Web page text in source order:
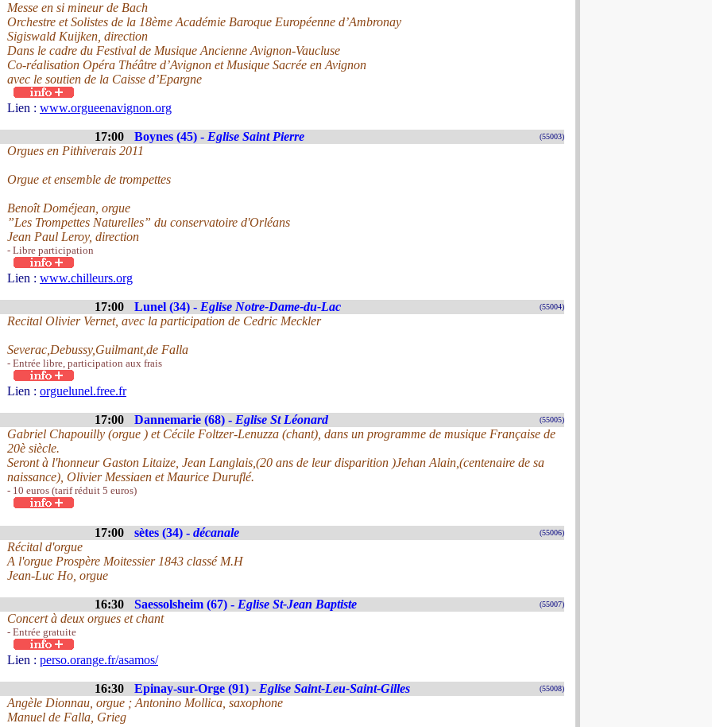
Messe en si mineur de Bach
Orchestre et Solistes de la 18ème Académie Baroque Européenne d’Ambronay
Sigiswald Kuijken, direction
Dans le cadre du Festival de Musique Ancienne Avignon-Vaucluse
Co-réalisation Opéra Théâtre d’Avignon et Musique Sacrée en Avignon
avec le soutien de la Caisse d’Epargne
Lien : www.orgueenavignon.org
17:00 Boynes (45) - Eglise Saint Pierre (55003)
Orgues en Pithiverais 2011
Orgue et ensemble de trompettes
Benoît Doméjean, orgue
”Les Trompettes Naturelles” du conservatoire d'Orléans
Jean Paul Leroy, direction
- Libre participation
Lien : www.chilleurs.org
17:00 Lunel (34) - Eglise Notre-Dame-du-Lac (55004)
Recital Olivier Vernet, avec la participation de Cedric Meckler
Severac,Debussy,Guilmant,de Falla
- Entrée libre, participation aux frais
Lien : orguelunel.free.fr
17:00 Dannemarie (68) - Eglise St Léonard (55005)
Gabriel Chapouilly (orgue ) et Cécile Foltzer-Lenuzza (chant), dans un programme de musique Française de
20è siècle.
Seront à l'honneur Gaston Litaize, Jean Langlais,(20 ans de leur disparition )Jehan Alain,(centenaire de sa
naissance), Olivier Messiaen et Maurice Duruflé.
- 10 euros (tarif réduit 5 euros)
17:00 sètes (34) - décanale (55006)
Récital d'orgue
A l'orgue Prospère Moitessier 1843 classé M.H
Jean-Luc Ho, orgue
16:30 Saessolsheim (67) - Eglise St-Jean Baptiste (55007)
Concert à deux orgues et chant
- Entrée gratuite
Lien : perso.orange.fr/asamos/
16:30 Epinay-sur-Orge (91) - Eglise Saint-Leu-Saint-Gilles (55008)
Angèle Dionnau, orgue ; Antonino Mollica, saxophone
Manuel de Falla, Grieg